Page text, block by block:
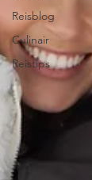
Reisblog
Culinair
Reistips